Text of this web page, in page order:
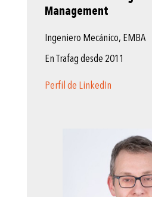
Management
Ingeniero Mecánico, EMBA
En Trafag desde 2011
Perfil de LinkedIn